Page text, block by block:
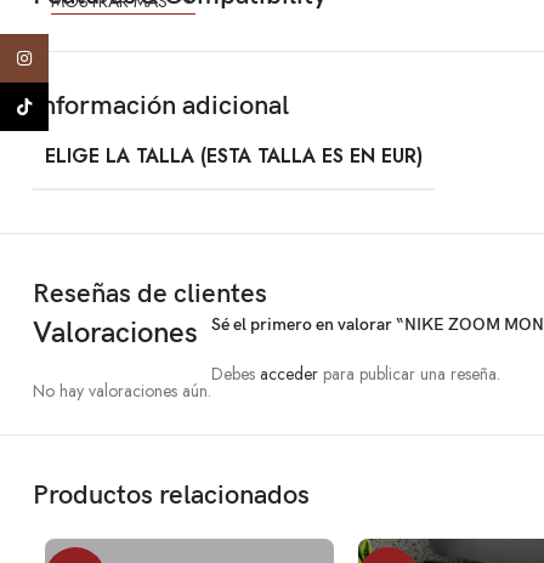
Información adicional
ELIGE LA TALLA (ESTA TALLA ES EN EUR)
Reseñas de clientes
Valoraciones
No hay valoraciones aún.
Sé el primero en valorar “NIKE ZOOM
Debes acceder para publicar una reseña.
Productos relacionados
Instagram
TikTok